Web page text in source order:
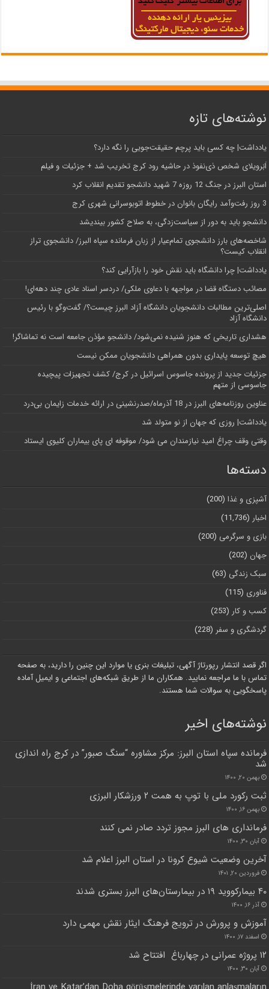
نوشته‌های تازه
یادداشت| ‌چه کسی باید پرچم حقیقت‌جویی را نگه دارد؟
اَبَر‌ویلای شخص ذی‌نفوذ در حاشیه‌ رود کرج تخریب شد + جزئیات و فیلم
استان البرز در جنگ 12 روزه 7 شهید دانشجو تقدیم انقلاب کرد
3 روز رفت‌وآمد رایگان بانوان در خطوط اتوبوسرانی شهری کرج
دانشجو باید به دور از سیاست‌زدگی، به صلاح کشور بیندیشد
شاخصه‌های بارز دانشجوی تمام‌عیار از زبان فرمانده سپاه البرز/ دانشجوی تراز
انقلاب کیست؟
یادداشت| چرا دانشگاه باید نقش خود را بازآرایی کند؟
مصائب دستگاه قضا در مواجهه با دعاوی ملکی/ دردسر اسناد عادی چند‌ دهه‌ای!
اصلی‌ترین مطالبات دانشجویان دانشگاه آزاد البرز چیست؟/ گفت‌وگو با رئیس
دانشگاه آز‌اد
هشداری تاریخی که هنوز شنیده نمی‌شود/ دانشجو مؤذن جامعه است نه تماشاگر!
هیچ توسعه پایداری بدون همراهی دانشجویان ممکن نیست
جزئیات جدید از پرونده جاسوس اسرائیل در کرج/‌ کشف تجهیزات پیچیده
جاسوسی از متهم
عناوین روزنامه‌های البرز در ‌18 آذرماه/صدرنشینی در ارائه خدمات زایمان بی‌درد
یادداشت| روزی که جهان از نو متولد شد
وقتی وقف چراغ امید نیازمندان می شود/ موقوفه ای پای بیماران کلیوی ایستاد
دسته‌ها
آشپزی و غذا (200)
اخبار (11,736)
بازی و سرگرمی (200)
جهان (202)
سبک زندگی (63)
فناوری (115)
کسب و کار (253)
گردشگری و سفر (228)
اگر قصد انتشار رپورتاژ آگهی، تبلیغات بنری یا موارد این چنین را دارید، به صفحه
تماس با ما مراجعه نمایید. همکاران ما از طریق شبکه‌های اجتماعی و ایمیل آماده
پاسخگویی به سوالات شما هستند.
نوشته‌های اخیر
فرمانده سپاه استان البرز: مرکز مشاوره “سنگ صبور” در کرج راه اندازی
شد
بهمن ۲۰, ۱۴۰۰
ثبت رکورد ملی با توپ به همت ۲ ورزشکار البرزی
بهمن ۱۶, ۱۴۰۰
فرمانداری های البرز مجوز تردد صادر نمی کنند
آبان ۳۰, ۱۴۰۰
آخرین وضعیت شیوع کرونا در استان البرز اعلام شد
فروردین ۲۰, ۱۴۰۱
۴۰ بیمارکووید ۱۹ در بیمارستان‌های البرز بستری شدند
آذر ۱۶, ۱۴۰۰
آموزش و پرورش در ترویج فرهنگ ایثار نقش مهمی دارد
اسفند ۱۷, ۱۴۰۰
۱۲ پروژه عمرانی در چهارباغ افتتاح شد
آبان ۳۰, ۱۴۰۰